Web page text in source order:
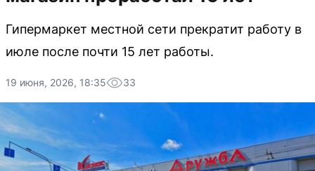
Гипермаркет местной сети прекратит работу в
июле после почти 15 лет работы.
19 июня, 2026, 18:35 33